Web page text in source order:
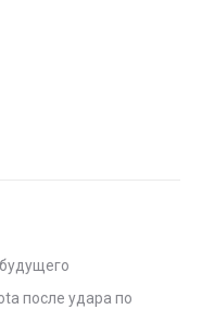
после удара по